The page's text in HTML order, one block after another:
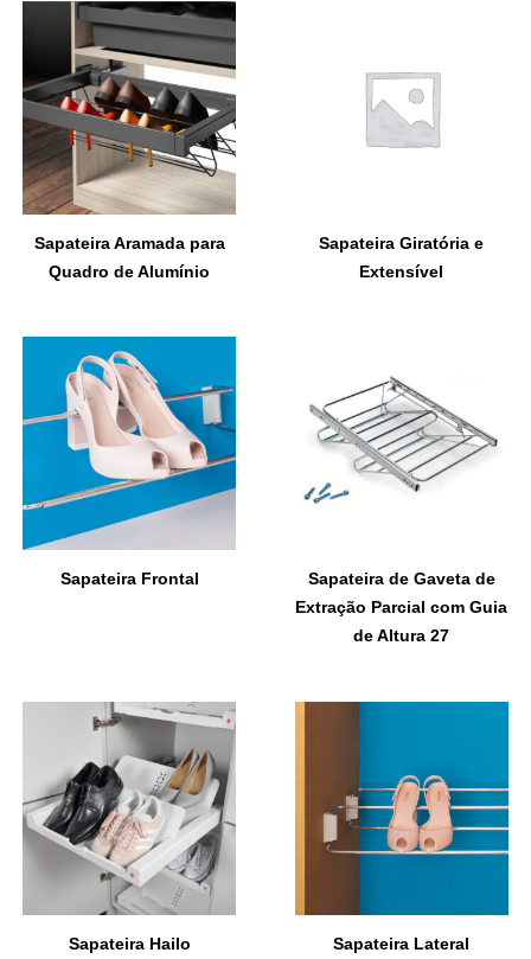
Sapateira Aramada para
Quadro de Alumínio
Sapateira Giratória e
Extensível
Sapateira Frontal
Sapateira de Gaveta de
Extração Parcial com Guia
de Altura 27
Sapateira Hailo Sapateira Lateral